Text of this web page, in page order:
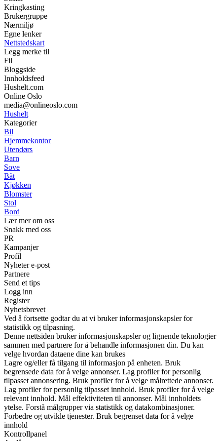
Kringkasting
Brukergruppe
Nærmiljø
Egne lenker
Nettstedskart
Legg merke til
Fil
Bloggside
Innholdsfeed
Hushelt.com
Online Oslo
media@onlineoslo.com
Hushelt
Kategorier
Bil
Hjemmekontor
Utendørs
Barn
Sove
Båt
Kjøkken
Blomster
Stol
Bord
Lær mer om oss
Snakk med oss
PR
Kampanjer
Profil
Nyheter e-post
Partnere
Send et tips
Logg inn
Register
Nyhetsbrevet
Ved å fortsette godtar du at vi bruker informasjonskapsler for
statistikk og tilpasning.
Denne nettsiden bruker informasjonskapsler og lignende teknologier
sammen med partnere for å behandle informasjonen din. Du kan
velge hvordan dataene dine kan brukes
Lagre og/eller få tilgang til informasjon på enheten. Bruk
begrensede data for å velge annonser. Lag profiler for personlig
tilpasset annonsering. Bruk profiler for å velge målrettede annonser.
Lag profiler for personlig tilpasset innhold. Bruk profiler for å velge
relevant innhold. Mål effektiviteten til annonser. Mål innholdets
ytelse. Forstå målgrupper via statistikk og datakombinasjoner.
Forbedre og utvikle tjenester. Bruk begrenset data for å velge
innhold
Kontrollpanel